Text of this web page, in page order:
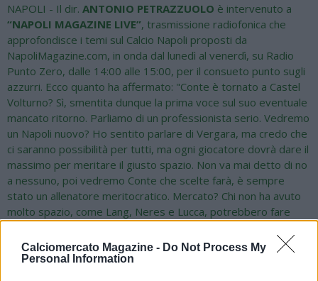
Calciomercato Magazine - Do Not Process My
Personal Information
NAPOLI - Il dir. ANTONIO PETRAZZUOLO è intervenuto a
“NAPOLI MAGAZINE LIVE”, trasmissione radiofonica che
approfondisce i temi sul Calcio Napoli proposti da
NapoliMagazine.com, in onda dal lunedì al venerdì, su Radio
Punto Zero, dalle 14:00 alle 15:00, per il consueto punto sugli
azzurri. Ecco quanto ha affermato: "Conte è tornato a Castel
Volturno? Sì, smentita dunque la prima voce sul suo eventuale
mancato ritorno. Parliamo di un professionista serio. Vedremo
un Napoli nuovo? Ho sentito parlare di Vergara, ma credo che
ci saranno possibilità per tutti, ma ogni giocatore dovrà dare il
massimo per meritare il giusto spazio. Non va mai detto di no
a nessuno, poi vedremo Conte che scelte farà, è sempre
stato un allenatore meritocratico. Mercato? Chi non ha avuto
molto spazio, come Lang, Neres e Lucca, potrebbero fare
Lorenzo, occhio a Norton-Cuffy e Juanlu Sanchez, a
centrocampo seguito Tourè del Pisa, in attacco si fa il nome di